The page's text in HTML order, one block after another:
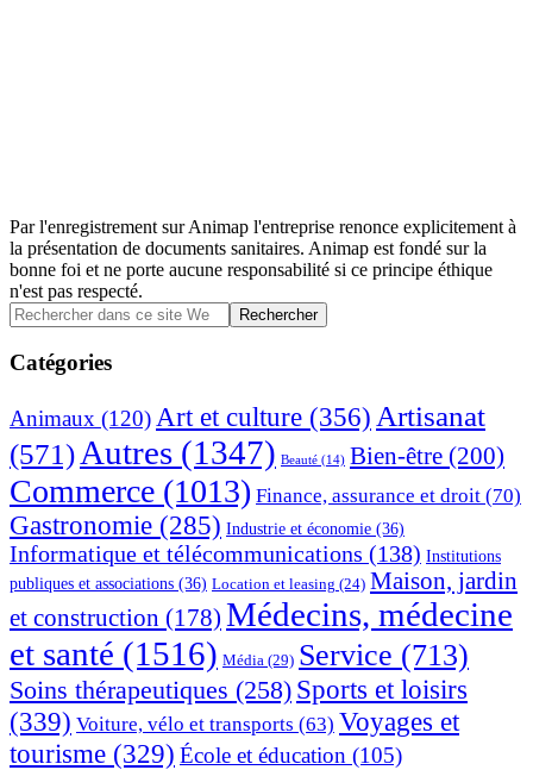
Par l'enregistrement sur Animap l'entreprise renonce explicitement à
la présentation de documents sanitaires. Animap est fondé sur la
bonne foi et ne porte aucune responsabilité si ce principe éthique
n'est pas respecté.
Barre
latérale
principale
Rechercher
dans
ce
site
Catégories
Animaux (120) Art et culture (356) Artisanat
(571) Autres (1347) Beauté (14) Bien-être (200)
Commerce (1013) Finance, assurance et droit (70)
Gastronomie (285) Industrie et économie (36)
Informatique et télécommunications (138) Institutions
publiques et associations (36) Location et leasing (24) Maison, jardin
et construction (178) Médecins, médecine
et santé (1516) Média (29) Service (713)
Soins thérapeutiques (258) Sports et loisirs
(339) Voiture, vélo et transports (63) Voyages et
tourisme (329) École et éducation (105)